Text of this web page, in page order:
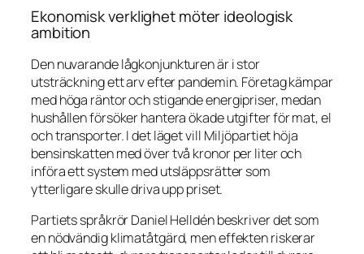
Ekonomisk verklighet möter ideologisk
ambition
Den nuvarande lågkonjunkturen är i stor
utsträckning ett arv efter pandemin. Företag kämpar
med höga räntor och stigande energipriser, medan
hushållen försöker hantera ökade utgifter för mat, el
och transporter. I det läget vill Miljöpartiet höja
bensinskatten med över två kronor per liter och
införa ett system med utsläppsrätter som
ytterligare skulle driva upp priset.
Partiets språkrör Daniel Helldén beskriver det som
en nödvändig klimatåtgärd, men effekten riskerar